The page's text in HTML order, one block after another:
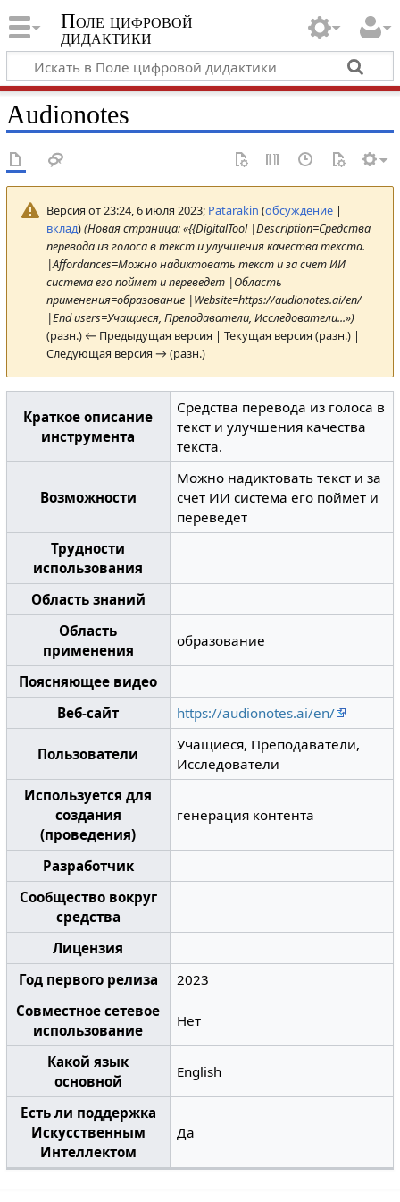
Поле цифровой
дидактики
Audionotes
Версия от 23:24, 6 июля 2023; Patarakin (обсуждение|
вклад)(Новая страница: «{{DigitalTool |Description=Средства
перевода из голоса в текст и улучшения качества текста.
|Affordances=Можно надиктовать текст и за счет ИИ
система его поймет и переведет |Область
применения=образование |Website=https://audionotes.ai/en/
|End users=Учащиеся, Преподаватели, Исследователи...»)
(разн.) ← Предыдущая версия | Текущая версия (разн.) |
Следующая версия → (разн.)
Краткое описание
инструмента
Средства перевода из голоса в
текст и улучшения качества
текста.
Возможности
Можно надиктовать текст и за
счет ИИ система его поймет и
переведет
Трудности
использования
Область знаний
Область
применения
образование
Поясняющее видео
Веб-сайт
https://audionotes.ai/en/
Пользователи
Учащиеся, Преподаватели,
Исследователи
Используется для
создания
(проведения)
генерация контента
Разработчик
Сообщество вокруг
средства
Лицензия
Год первого релиза
2023
Совместное сетевое
использование
Нет
Какой язык
основной
English
Есть ли поддержка
Искусственным
Интеллектом
Да